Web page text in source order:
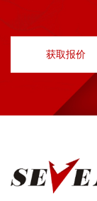
获取报价